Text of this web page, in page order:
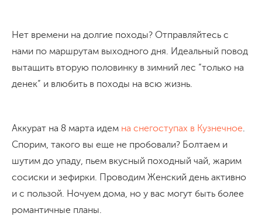
Нет времени на долгие походы? Отправляйтесь с
нами по маршрутам выходного дня. Идеальный повод
вытащить вторую половинку в зимний лес “только на
денек” и влюбить в походы на всю жизнь.
Аккурат на 8 марта идем на снегоступах в Кузнечное.
Спорим, такого вы еще не пробовали? Болтаем и
шутим до упаду, пьем вкусный походный чай, жарим
сосиски и зефирки. Проводим Женский день активно
и с пользой. Ночуем дома, но у вас могут быть более
романтичные планы.